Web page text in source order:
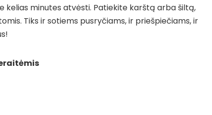
kelias minutes atvėsti. Patiekite karštą arba šiltą,
Tiks ir sotiems pusryčiams, ir priešpiečiams, ir